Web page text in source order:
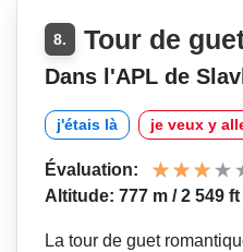
8. Tour de
Dans l'APL de
j'étais là je veux y
Évaluation:
Altitude: 777 m / 2 549 ft
La tour de guet